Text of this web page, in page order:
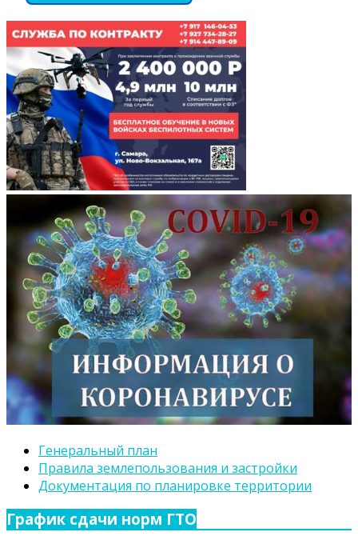
Генеральный план
Правила землепользования и застройки
Документация по планировке территории
График сдачи норм ГТО